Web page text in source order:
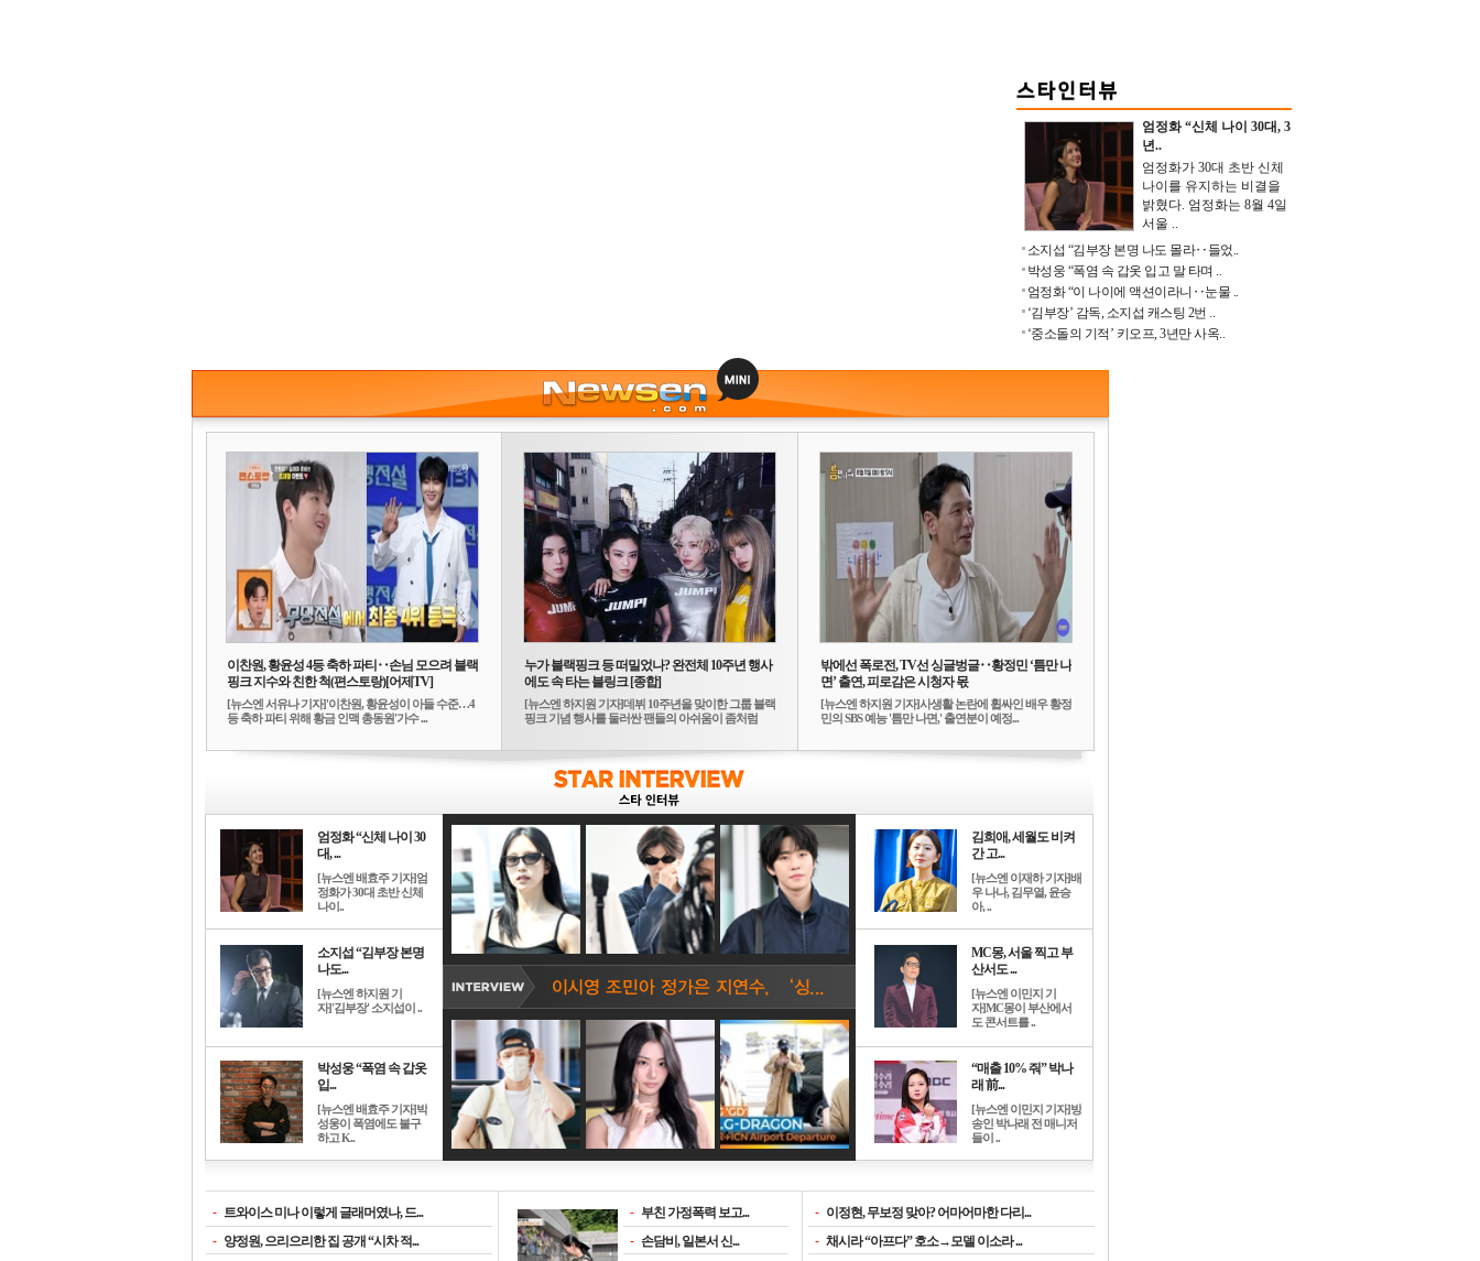
엄정화 “신체 나이 30대, 3
년..
엄정화가 30대 초반 신체
나이를 유지하는 비결을
밝혔다. 엄정화는 8월 4일
서울 ..
소지섭 “김부장 본명 나도 몰라‥들었..
박성웅 “폭염 속 갑옷 입고 말 타며 ..
엄정화 “이 나이에 액션이라니‥눈물 ..
‘김부장’ 감독, 소지섭 캐스팅 2번 ..
‘중소돌의 기적’ 키오프, 3년만 사옥..
이찬원, 황윤성 4등 축하 파티‥손님 모으려 블랙
핑크 지수와 친한 척(편스토랑)[어제TV]
[뉴스엔 서유나 기자]'이찬원, 황윤성이 아들 수준…4
등 축하 파티 위해 황금 인맥 총동원'가수 ...
누가 블랙핑크 등 떠밀었나? 완전체 10주년 행사
에도 속 타는 블링크 [종합]
[뉴스엔 하지원 기자]데뷔 10주년을 맞이한 그룹 블랙
핑크 기념 행사를 둘러싼 팬들의 아쉬움이 좀처럼
밖에선 폭로전, TV선 싱글벙글‥황정민 ‘틈만 나
면’ 출연, 피로감은 시청자 몫
[뉴스엔 하지원 기자]사생활 논란에 휩싸인 배우 황정
민의 SBS 예능 '틈만 나면,' 출연분이 예정...
엄정화 “신체 나이 30
대, ...
[뉴스엔 배효주 기자]엄
정화가 30대 초반 신체
나이..
소지섭 “김부장 본명
나도...
[뉴스엔 하지원 기
자]'김부장' 소지섭이 ..
박성웅 “폭염 속 갑옷
입...
[뉴스엔 배효주 기자]박
성웅이 폭염에도 불구
하고 K..
김희애, 세월도 비켜
간 고...
[뉴스엔 이재하 기자]배
우 나나, 김무열, 윤승
아, ..
MC몽, 서울 찍고 부
산서도 ...
[뉴스엔 이민지 기
자]MC몽이 부산에서
도 콘서트를 ..
“매출 10% 줘” 박나
래 前...
[뉴스엔 이민지 기자]방
송인 박나래 전 매니저
들이 ..
- 트와이스 미나 이렇게 글래머였나, 드...
- 양정원, 으리으리한 집 공개 “시차 적...
- 부친 가정폭력 보고...
- 손담비, 일본서 신...
- 이정현, 무보정 맞아? 어마어마한 다리...
- 채시라 “아프다” 호소→모델 이소라 ...